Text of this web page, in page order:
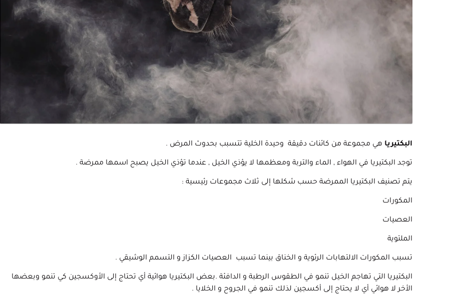
البكتيريا هي مجموعة من كائنات دقيقة وحيدة الخلية تتسبب بحدوث المرض .
توجد البكتيريا في الهواء , الماء والتربة ومعظمها لا يؤذي الخيل , عندما تؤذي الخيل يصبح اسمها ممرضة .
يتم تصنيف البكتيريا الممرضة حسب شكلها إلى ثلاث مجموعات رئيسية :
المكورات
العصيات
الملتوية
تسبب المكورات الالتهابات الرئوية و الخناق بينما تسبب العصيات الكزاز و التسمم الوشيقي .
البكتيريا التي تهاجم الخيل تنمو في الطقوس الرطبة و الدافئة .بعض البكتيريا هوائية أي تحتاج إلى الأوكسجين كي تنمو وبعضها
الأخر لا هوائي أي لا يحتاج إلى أكسجين لذلك تنمو في الجروح و الخلايا .